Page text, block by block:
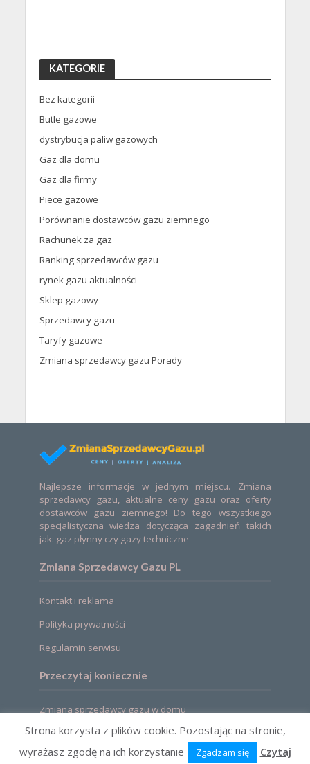
KATEGORIE
Bez kategorii
Butle gazowe
dystrybucja paliw gazowych
Gaz dla domu
Gaz dla firmy
Piece gazowe
Porównanie dostawców gazu ziemnego
Rachunek za gaz
Ranking sprzedawców gazu
rynek gazu aktualności
Sklep gazowy
Sprzedawcy gazu
Taryfy gazowe
Zmiana sprzedawcy gazu Porady
Najlepsze informacje w jednym miejscu. Zmiana
sprzedawcy gazu, aktualne ceny gazu oraz oferty
dostawców gazu ziemnego! Do tego wszystkiego
specjalistyczna wiedza dotycząca zagadnień takich
jak: gaz płynny czy gazy techniczne
Zmiana Sprzedawcy Gazu PL
Kontakt i reklama
Polityka prywatności
Regulamin serwisu
Przeczytaj koniecznie
Zmiana sprzedawcy gazu w domu
2021 © Zmiana sprzedawcy gazu. Ceny, oferty,
Strona korzysta z plików cookie. Pozostając na stronie,
wyrażasz zgodę na ich korzystanie
Zgadzam się Czytaj